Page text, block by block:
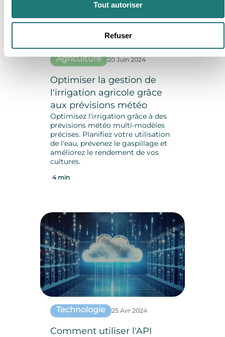
Tout autoriser
Refuser
Agriculture 20 Juin 2024
Optimiser la gestion de
l'irrigation agricole grâce
aux prévisions météo
Optimisez l'irrigation grâce à des
prévisions météo multi-modèles
précises. Planifiez votre utilisation
de l'eau, prévenez le gaspillage et
améliorez le rendement de vos
cultures.
4 min
Technologie 25 Avr 2024
Comment utiliser l'API